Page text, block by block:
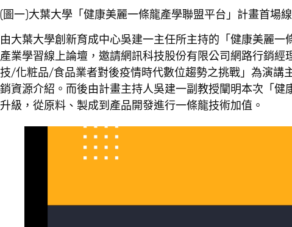
(圖一)大葉大學「健康美麗一條龍產學聯盟平台」計畫首場
由大葉大學創新育成中心吳建一主任所主持的「健康美麗
產業學習線上論壇，邀請網訊科技股份有限公司網路行銷
技/化粧品/食品業者對後疫情時代數位趨勢之挑戰」為演講
銷資源介紹。而後由計畫主持人吳建一副教授闡明本次「
升級，從原料、製成到產品開發進行一條龍技術加值。